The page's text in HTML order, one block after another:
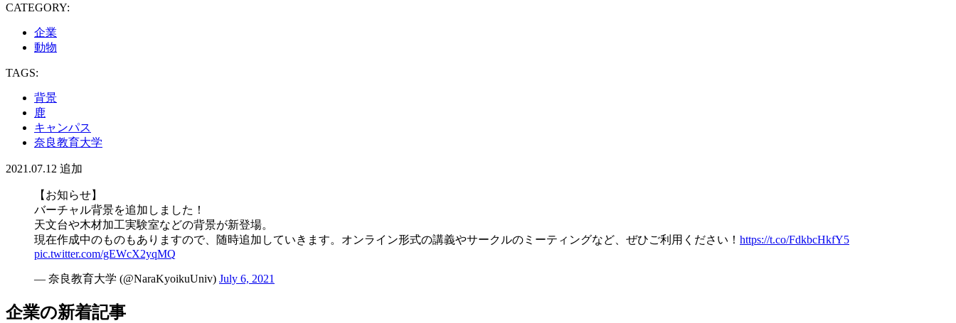
CATEGORY:
企業
動物
TAGS:
背景
鹿
キャンパス
奈良教育大学
2021.07.12 追加
【お知らせ】
バーチャル背景を追加しました！
天文台や木材加工実験室などの背景が新登場。
現在作成中のものもありますので、随時追加していきます。オンライン形式の講義やサークルのミーティングなど、ぜひご利用ください！ https://t.co/FdkbcHkfY5
pic.twitter.com/gEWcX2yqMQ
— 奈良教育大学 (@NaraKyoikuUniv) July 6, 2021
企業の新着記事